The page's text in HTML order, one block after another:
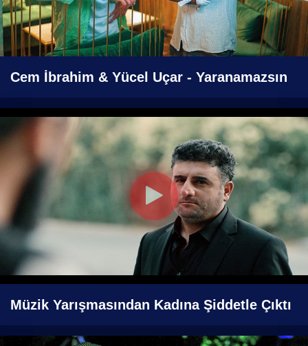
Cem İbrahim & Yücel Uçar - Yaranamazsın
Müzik Yarışmasından Kadına Şiddetle Çıktı